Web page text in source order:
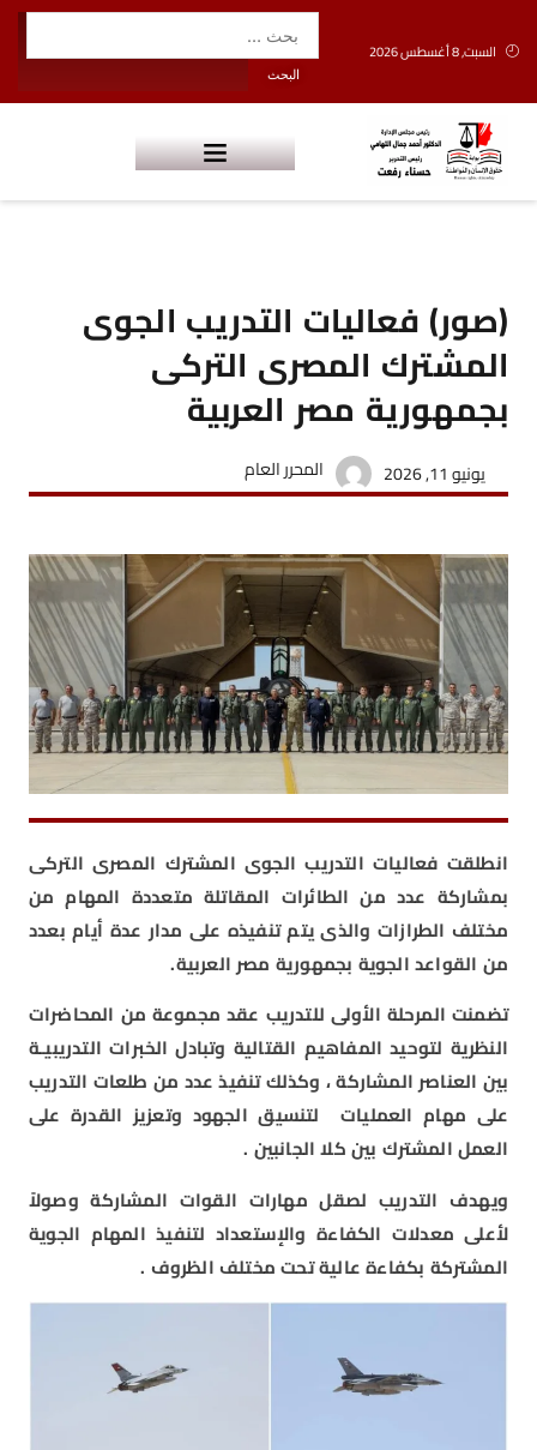
السبت, 8 أغسطس 2026
(صور) فعاليات التدريب الجوى
المشترك المصرى التركى
بجمهورية مصر العربية
يونيو 11, 2026 المحرر العام
انطلقت فعاليات التدريب الجوى المشترك المصرى التركى
بمشاركة عدد من الطائرات المقاتلة متعددة المهام من
مختلف الطرازات والذى يتم تنفيذه على مدار عدة أيام بعدد
من القواعد الجوية بجمهورية مصر العربية.
تضمنت المرحلة الأولى للتدريب عقد مجموعة من المحاضرات
النظرية لتوحيد المفاهيم القتالية وتبادل الخبرات التدريبيـة
بين العناصر المشاركة ، وكذلك تنفيذ عدد من طلعات التدريب
على مهام العمليات لتنسيق الجهود وتعزيز القدرة على
العمل المشترك بين كلا الجانبين .
ويهدف التدريب لصقل مهارات القوات المشاركة وصولاً
لأعلى معدلات الكفاءة والإستعداد لتنفيذ المهام الجوية
المشتركة بكفاءة عالية تحت مختلف الظروف .